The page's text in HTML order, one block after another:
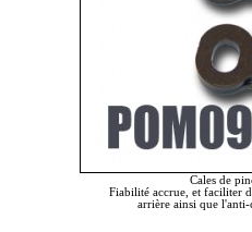
Cales de
Fiabilité accrue, et faciliter
arrière ainsi que